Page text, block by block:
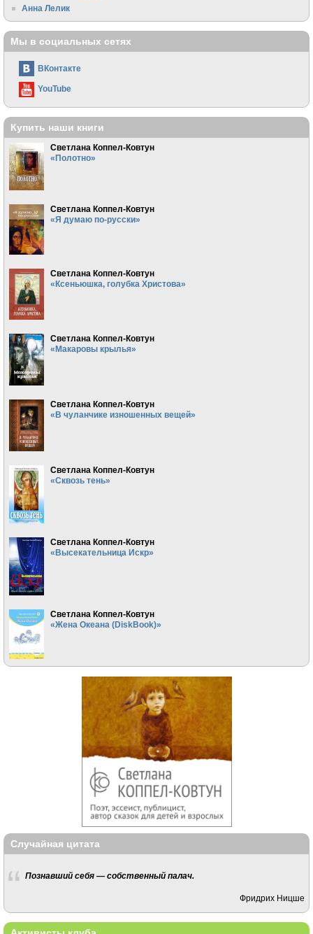
Анна Лелик
Мы в социальных сетях
ВКонтакте
YouTube
Купить наши книги
Светлана Коппел-Ковтун
«Полотно»
Светлана Коппел-Ковтун
«Я думаю по-русски»
Светлана Коппел-Ковтун
«Ксеньюшка, голубка Христова»
Светлана Коппел-Ковтун
«Макаровы крылья»
Светлана Коппел-Ковтун
«В чуланчике изношенных вещей»
Светлана Коппел-Ковтун
«Сквозь тень»
Светлана Коппел-Ковтун
«Высекательница Искр»
Светлана Коппел-Ковтун
«Жена Океана (DiskBook)»
Случайная цитата
Познавший себя — собственный палач.
Фридрих Ницше